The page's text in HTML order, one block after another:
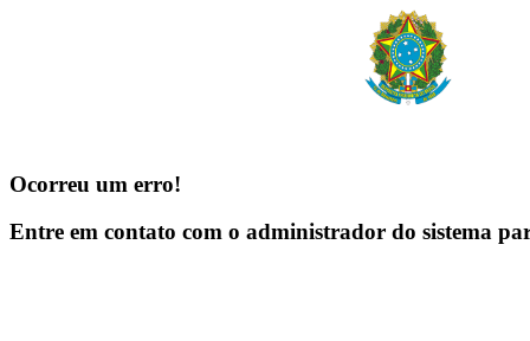
Ocorreu um erro!
Entre em contato com o administrador do sistema